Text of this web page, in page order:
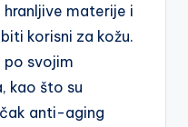
materije i
korisni za kožu.
po svojim
kao što su
anti-aging